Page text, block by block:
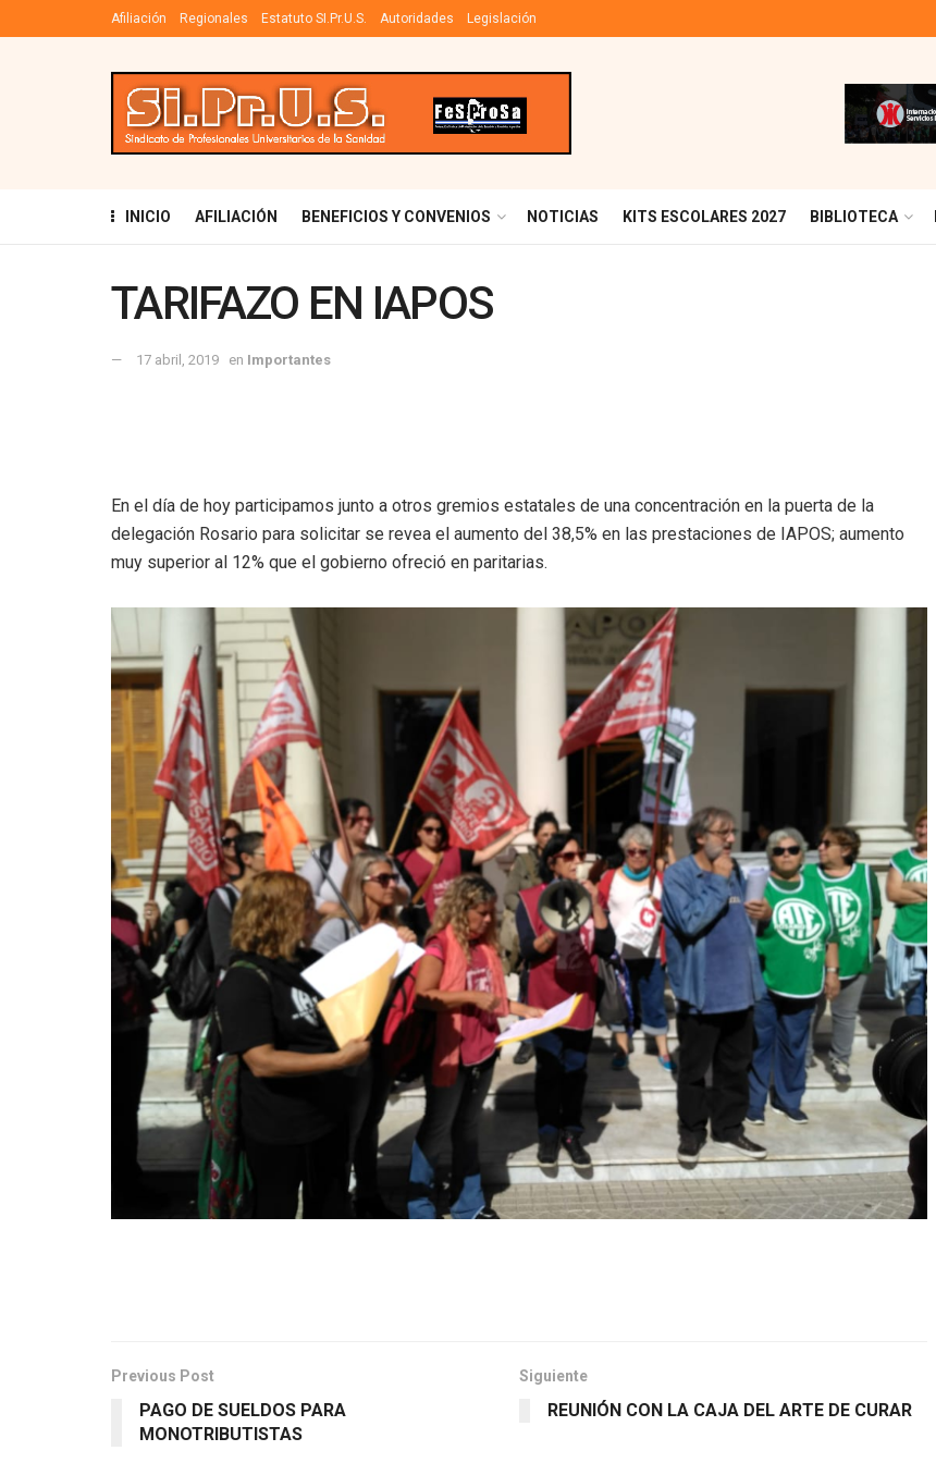
Afiliación Regionales Estatuto SI.Pr.U.S. Autoridades Legislación
INICIO AFILIACIÓN BENEFICIOS Y CONVENIOS NOTICIAS KITS ESCOLARES 2027 BIBLIOTECA
TARIFAZO EN IAPOS
17 abril, 2019 en Importantes
En el día de hoy participamos junto a otros gremios estatales de una concentración en la puerta de la
delegación Rosario para solicitar se revea el aumento del 38,5% en las prestaciones de IAPOS; aumento
muy superior al 12% que el gobierno ofreció en paritarias.
Previous Post
PAGO DE SUELDOS PARA
MONOTRIBUTISTAS
Siguiente
REUNIÓN CON LA CAJA DEL ARTE DE CURAR